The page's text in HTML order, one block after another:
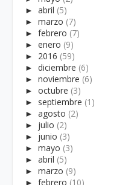
► abril (5)
► marzo (7)
► febrero (7)
► enero (9)
► 2016 (59)
► diciembre (6)
► noviembre (6)
► octubre (3)
► septiembre (1)
► agosto (2)
► julio (2)
► junio (3)
► mayo (3)
► abril (5)
► marzo (9)
► febrero (10)